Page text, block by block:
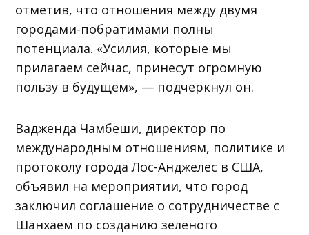
отметив, что отношения между двумя
городами-побратимами полны
потенциала. «Усилия, которые мы
прилагаем сейчас, принесут огромную
пользу в будущем», — подчеркнул он.
Вадженда Чамбеши, директор по
международным отношениям, политике и
протоколу города Лос-Анджелес в США,
объявил на мероприятии, что город
заключил соглашение о сотрудничестве с
Шанхаем по созданию зеленого